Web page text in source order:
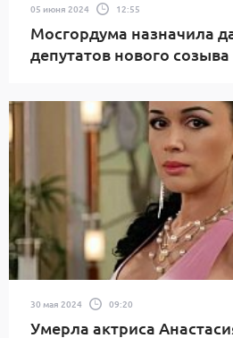
05 июня 2024 12:55
Мосгордума назначила
депутатов нового созыва
30 мая 2024 09:20
Умерла актриса